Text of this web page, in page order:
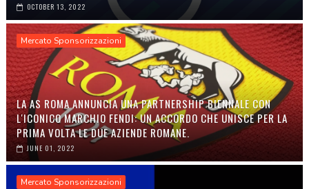
OCTOBER 13, 2022
Mercato Sponsorizzazioni
LA AS ROMA ANNUNCIA UNA PARTNERSHIP BIENNALE CON
L'ICONICO MARCHIO FENDI: UN ACCORDO CHE UNISCE PER LA
PRIMA VOLTA LE DUE AZIENDE ROMANE.
JUNE 01, 2022
Mercato Sponsorizzazioni